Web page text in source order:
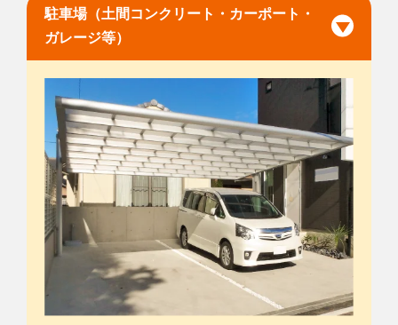
駐車場（土間コンクリート・カーポート・
ガレージ等）